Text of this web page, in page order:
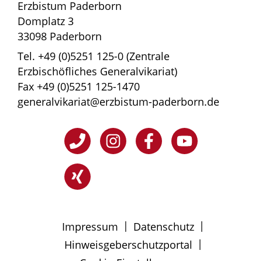
Erzbistum Paderborn
Domplatz 3
33098 Paderborn
Tel. +49 (0)5251 125-0 (Zentrale
Erzbischöfliches Generalvikariat)
Fax +49 (0)5251 125-1470
generalvikariat@erzbistum-paderborn.de
Impressum | Datenschutz |
Hinweisgeberschutzportal |